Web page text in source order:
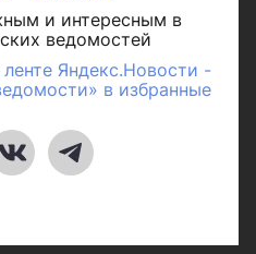
и интересным в
ведомостей
Яндекс.Новости -
в избранные